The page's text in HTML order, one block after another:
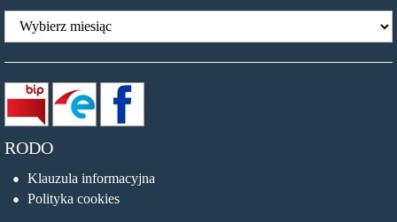
Archiwum
RODO
Klauzula informacyjna
Polityka cookies